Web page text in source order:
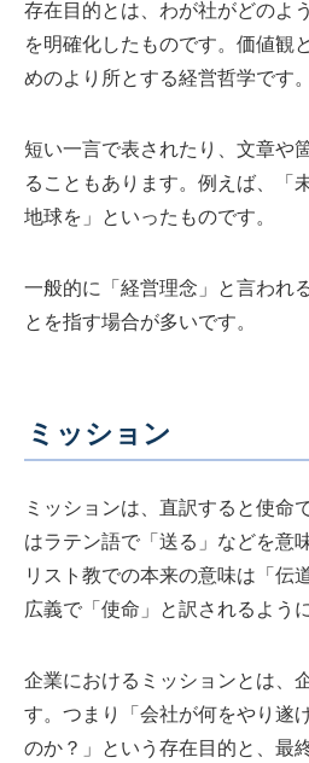
存在目的とは、わが社がどのよ
を明確化したものです。価値観
めのより所とする経営哲学です。
短い一言で表されたり、文章や
ることもあります。例えば、「
地球を」といったものです。
一般的に「経営理念」と言われ
とを指す場合が多いです。
ミッション
ミッションは、直訳すると使命
はラテン語で「送る」などを意
リスト教での本来の意味は「伝
広義で「使命」と訳されるよう
企業におけるミッションとは、
す。つまり「会社が何をやり遂
のか？」という存在目的と、最